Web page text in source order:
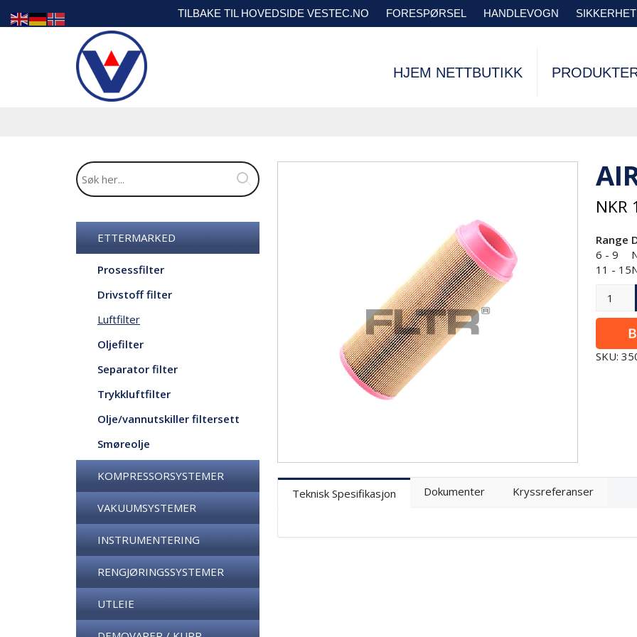
TILBAKE TIL HOVEDSIDE VESTEC.NO FORESPØRSEL HANDLEVOGN
HJEM NETTBUTIKK
ETTERMARKED
Prosessfilter
Drivstoff filter
Luftfilter
Oljefilter
Separator filter
Trykkluftfilter
Olje/vannutskiller filtersett
Smøreolje
KOMPRESSORSYSTEMER
VAKUUMSYSTEMER
INSTRUMENTERING
RENGJØRINGSSYSTEMER
UTLEIE
NKR
Range
6 - 9
11 - 15
SKU:
Teknisk Spesifikasjon Dokumenter Kryssreferanser